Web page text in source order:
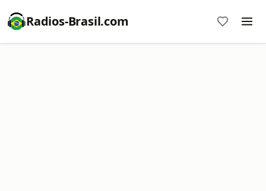
Radios-Brasil.com